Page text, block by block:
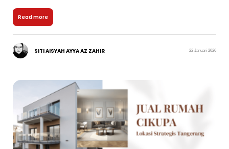
Read more
SITI AISYAH AYYA AZ ZAHIR 22 Januari 2026